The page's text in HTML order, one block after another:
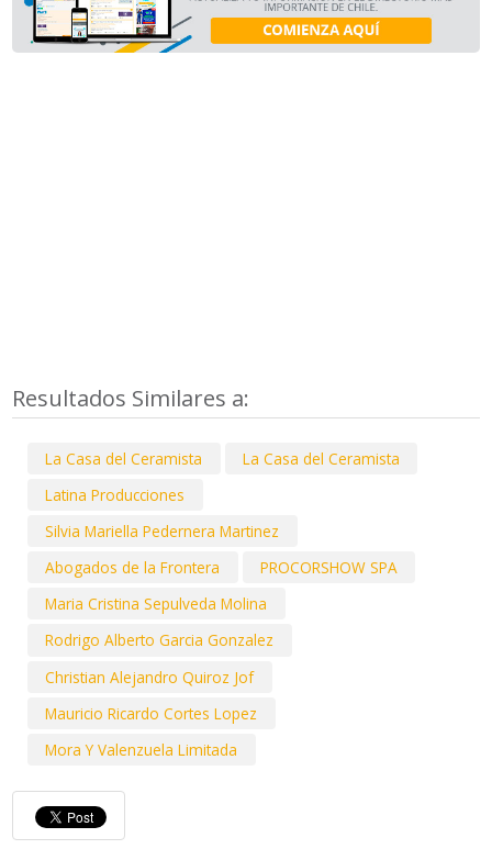
Resultados Similares a:
La Casa del Ceramista
La Casa del Ceramista
Latina Producciones
Silvia Mariella Pedernera Martinez
Abogados de la Frontera
PROCORSHOW SPA
Maria Cristina Sepulveda Molina
Rodrigo Alberto Garcia Gonzalez
Christian Alejandro Quiroz Jof
Mauricio Ricardo Cortes Lopez
Mora Y Valenzuela Limitada